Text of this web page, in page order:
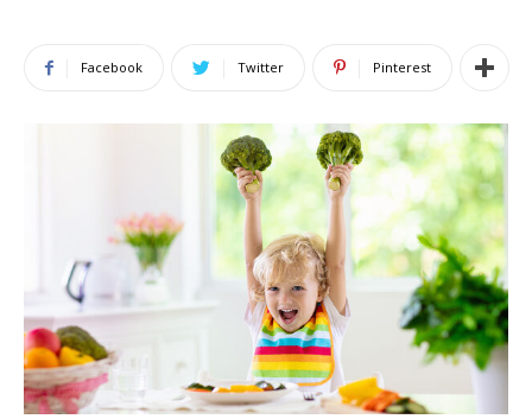
Facebook Twitter Pinterest